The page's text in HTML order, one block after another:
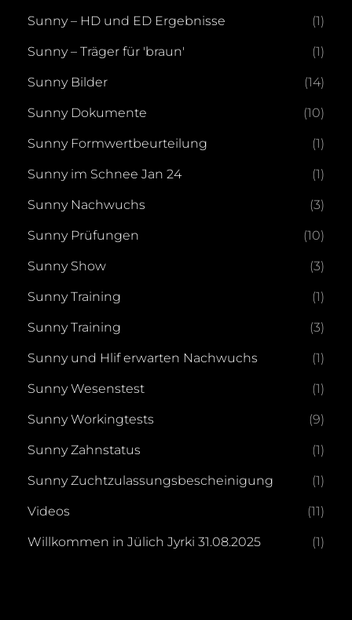
Sunny – HD und ED Ergebnisse (1)
Sunny – Träger für 'braun' (1)
Sunny Bilder (14)
Sunny Dokumente (10)
Sunny Formwertbeurteilung (1)
Sunny im Schnee Jan 24 (1)
Sunny Nachwuchs (3)
Sunny Prüfungen (10)
Sunny Show (3)
Sunny Training (1)
Sunny Training (3)
Sunny und Hlif erwarten Nachwuchs (1)
Sunny Wesenstest (1)
Sunny Workingtests (9)
Sunny Zahnstatus (1)
Sunny Zuchtzulassungsbescheinigung (1)
Videos (11)
Willkommen in Jülich Jyrki 31.08.2025 (1)